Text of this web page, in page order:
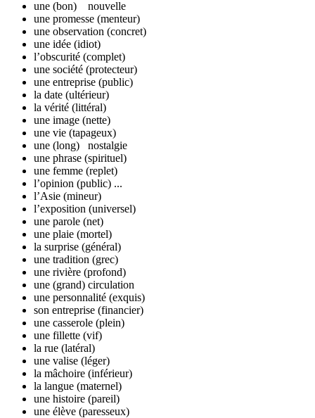
une (bon) nouvelle
une promesse (menteur)
une observation (concret)
une idée (idiot)
l’obscurité (complet)
une société (protecteur)
une entreprise (public)
la date (ultérieur)
la vérité (littéral)
une image (nette)
une vie (tapageux)
une (long) nostalgie
une phrase (spirituel)
une femme (replet)
l’opinion (public) ...
l’Asie (mineur)
l’exposition (universel)
une parole (net)
une plaie (mortel)
la surprise (général)
une tradition (grec)
une rivière (profond)
une (grand) circulation
une personnalité (exquis)
son entreprise (financier)
une casserole (plein)
une fillette (vif)
la rue (latéral)
une valise (léger)
la mâchoire (inférieur)
la langue (maternel)
une histoire (pareil)
une élève (paresseux)